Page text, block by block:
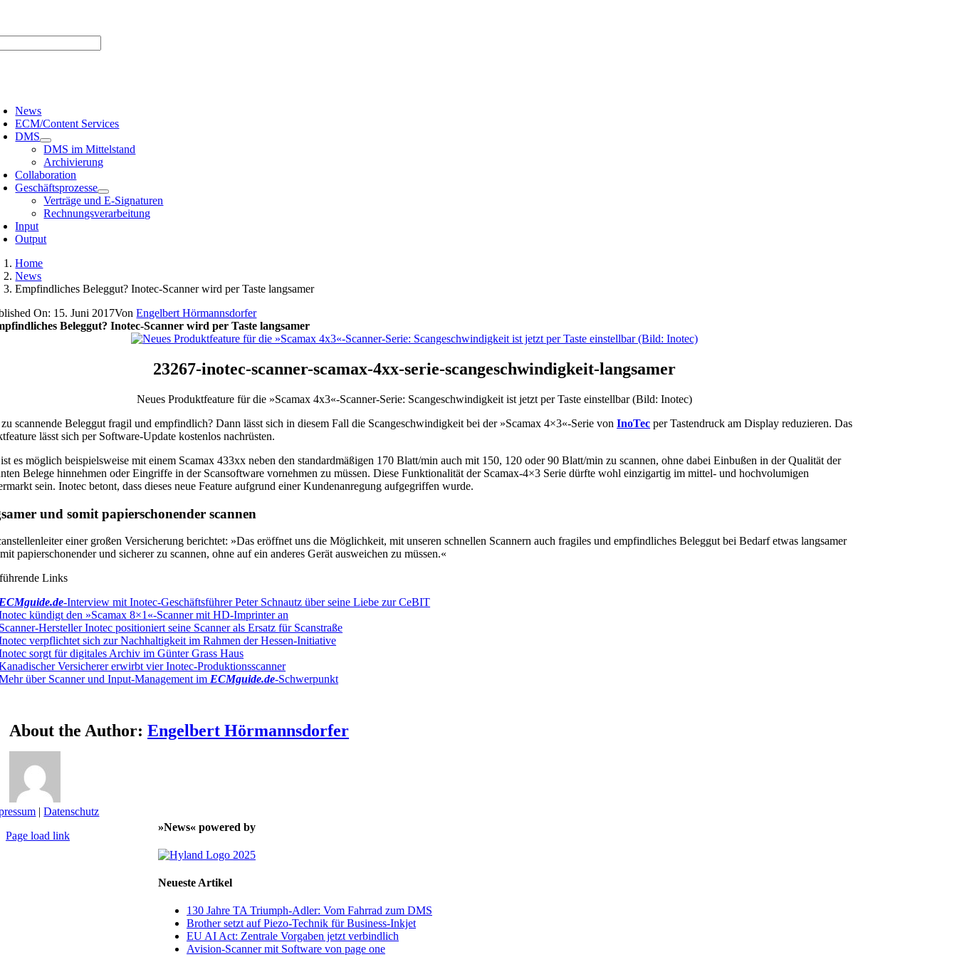
News
ECM/Content Services
DMS
DMS im Mittelstand
Archivierung
Collaboration
Geschäftsprozesse
Verträge und E-Signaturen
Rechnungsverarbeitung
Input
Output
Home
News
Empfindliches Beleggut? Inotec-Scanner wird per Taste langsamer
On: 15. Juni 2017VonEngelbert Hörmannsdorfer
Beleggut? Inotec-Scanner wird per Taste langsamer
23267-inotec-scanner-scamax-4xx-serie-scangeschwindigkeit-langsamer
Neues Produktfeature für die »Scamax 4x3«-Scanner-Serie: Scangeschwindigkeit ist jetzt per Taste einstellbar (Bild: Inotec)
zu scannende Beleggut fragil und empfindlich? Dann lässt sich in diesem Fall die Scangeschwindigkeit bei der »Scamax 4×3«-Serie vonInoTec per Tastendruck am Display reduzieren. Das
lässt sich per Software-Update kostenlos nachrüsten.
es möglich beispielsweise mit einem Scamax 433xx neben den standardmäßigen 170 Blatt/min auch mit 150, 120 oder 90 Blatt/min zu scannen, ohne dabei Einbußen in der Qualität der
Belege hinnehmen oder Eingriffe in der Scansoftware vornehmen zu müssen. Diese Funktionalität der Scamax-4×3 Serie dürfte wohl einzigartig im mittel- und hochvolumigen
sein. Inotec betont, dass dieses neue Feature aufgrund einer Kundenanregung aufgegriffen wurde.
und somit papierschonender scannen
einer großen Versicherung berichtet: »Das eröffnet uns die Möglichkeit, mit unseren schnellen Scannern auch fragiles und empfindliches Beleggut bei Bedarf etwas langsamer
papierschonender und sicherer zu scannen, ohne auf ein anderes Gerät ausweichen zu müssen.«
Links
-Interview mit Inotec-Geschäftsführer Peter Schnautz über seine Liebe zur CeBIT
kündigt den »Scamax 8×1«-Scanner mit HD-Imprinter an
Hersteller Inotec positioniert seine Scanner als Ersatz für Scanstraße
verpflichtet sich zur Nachhaltigkeit im Rahmen der Hessen-Initiative
sorgt für digitales Archiv im Günter Grass Haus
Versicherer erwirbt vier Inotec-Produktionsscanner
über Scanner und Input-Management im ECMguide.de-Schwerpunkt
About the Author:Engelbert Hörmannsdorfer
»News« powered by
Neueste Artikel
130 Jahre TA Triumph-Adler: Vom Fahrrad zum DMS
Brother setzt auf Piezo-Technik für Business-Inkjet
EU AI Act: Zentrale Vorgaben jetzt verbindlich
Avision-Scanner mit Software von page one
|Datenschutz
Page load link